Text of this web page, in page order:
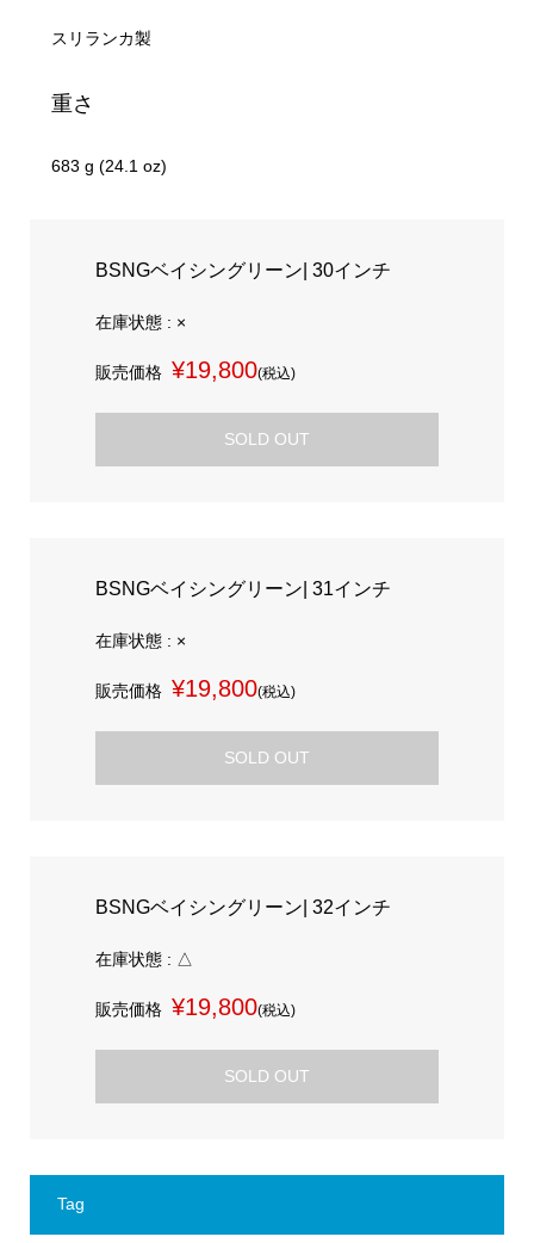
スリランカ製
重さ
683 g (24.1 oz)
BSNGベイシングリーン| 30インチ
在庫状態 : ×
販売価格 ¥19,800(税込)
SOLD OUT
BSNGベイシングリーン| 31インチ
在庫状態 : ×
販売価格 ¥19,800(税込)
SOLD OUT
BSNGベイシングリーン| 32インチ
在庫状態 : △
販売価格 ¥19,800(税込)
SOLD OUT
Tag